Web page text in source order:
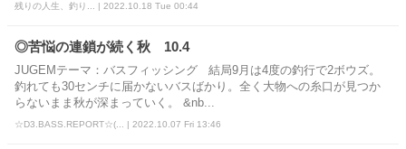
残りの人生、釣り... | 2022.10.18 Tue 00:44
◎苦悩の連鎖が続く秋 10.4
JUGEMテーマ：バスフィッシング 結局9月は4度の釣行で2ボウズ。
釣れても30センチに届かないバスばかり。全く大物への糸口が見つか
らないまま秋が深まっていく。 &nb...
☆D3.BASS.REPORT☆(... | 2022.10.07 Fri 13:46